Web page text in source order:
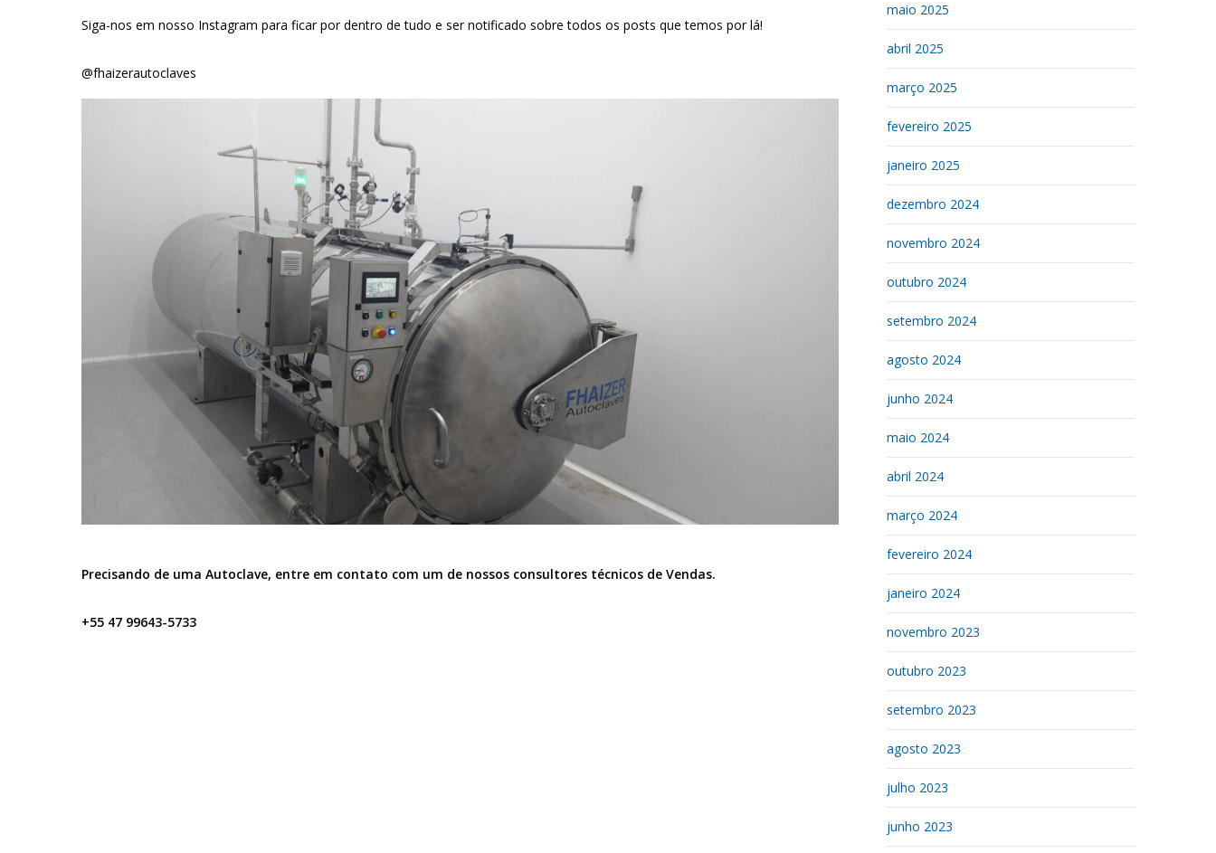
Siga-nos em nosso Instagram para ficar por dentro de tudo e ser notificado sobre todos os posts que temos por lá!
@fhaizerautoclaves
Precisando de uma Autoclave, entre em contato com um de nossos consultores técnicos de Vendas.
+55 47 99643-5733
maio 2025
abril 2025
março 2025
fevereiro 2025
janeiro 2025
dezembro 2024
novembro 2024
outubro 2024
setembro 2024
agosto 2024
junho 2024
maio 2024
abril 2024
março 2024
fevereiro 2024
janeiro 2024
novembro 2023
outubro 2023
setembro 2023
agosto 2023
julho 2023
junho 2023